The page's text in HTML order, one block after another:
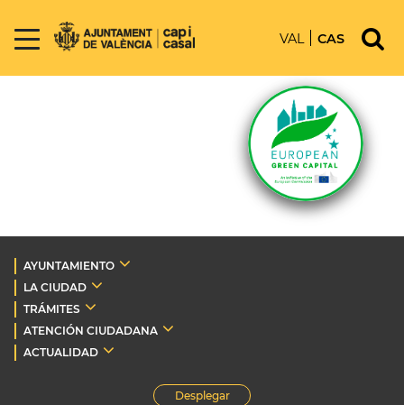
VAL CAS
AYUNTAMIENTO
LA CIUDAD
TRÁMITES
ATENCIÓN CIUDADANA
ACTUALIDAD
Desplegar